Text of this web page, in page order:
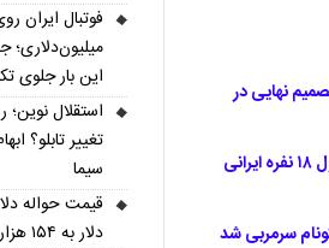
نهایی در
لیگ برتر بدون حتی یک مربی خارجی؛ نکونام آخرین قطعه پازل ۱۸ نفره ایرانی
فوتبال ایران
میلیون‌دلاری؛
این بار جلوی
استقلال
تغییر تابلو؟
سیما
دلار به ۱۵۴ هزار و ۶۴۹ تومان رسید